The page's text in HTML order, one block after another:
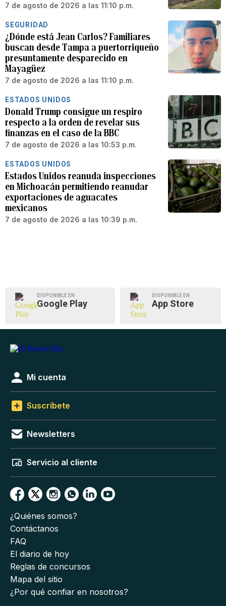
7 de agosto de 2026 a las 11:10 p.m.
SEGURIDAD
¿Dónde está Jean Carlos? Familiares
buscan desde Tampa a puertorriqueño
presuntamente desparecido en
Mayagüez
7 de agosto de 2026 a las 11:10 p.m.
ESTADOS UNIDOS
Donald Trump consigue un respiro
respecto a la orden de revelar sus
finanzas en el caso de la BBC
7 de agosto de 2026 a las 10:53 p.m.
ESTADOS UNIDOS
Estados Unidos reanuda inspecciones
en Michoacán permitiendo reanudar
exportaciones de aguacates
mexicanos
7 de agosto de 2026 a las 10:39 p.m.
DISPONIBLE EN
Google Play
DISPONIBLE EN
App Store
Mi cuenta
Suscríbete
Newsletters
Servicio al cliente
¿Quiénes somos?
Contáctanos
FAQ
El diario de hoy
Reglas de concursos
Mapa del sitio
¿Por qué confiar en nosotros?